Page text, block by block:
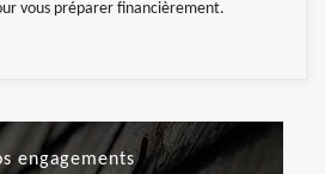
vous préparer financièrement.
engagements